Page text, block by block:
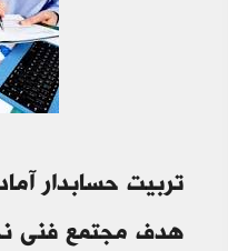
تربیت حسابدار
هدف مجتمع فنی